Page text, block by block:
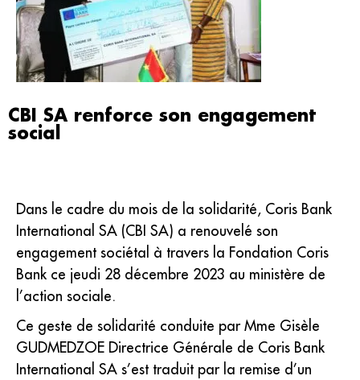
CBI SA renforce son engagement
social
Dans le cadre du mois de la solidarité, Coris Bank
International SA (CBI SA) a renouvelé son
engagement sociétal à travers la Fondation Coris
Bank ce jeudi 28 décembre 2023 au ministère de
l’action sociale.
Ce geste de solidarité conduite par Mme Gisèle
GUDMEDZOE Directrice Générale de Coris Bank
International SA s’est traduit par la remise d’un